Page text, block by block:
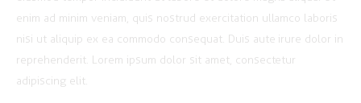
enim ad minim veniam, quis nostrud exercitation ullamco laboris
nisi ut aliquip ex ea commodo consequat. Duis aute irure dolor in
reprehenderit. Lorem ipsum dolor sit amet, consectetur
adipiscing elit.